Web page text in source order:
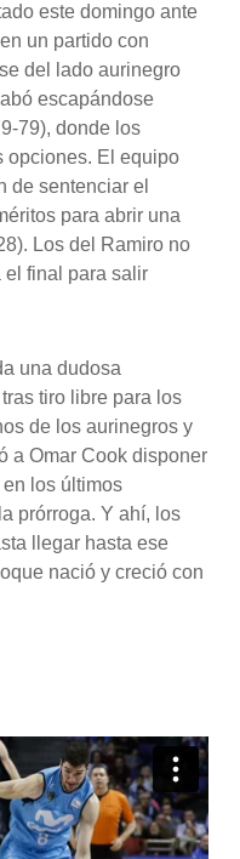
este domingo ante
un partido con
del lado aurinegro
escapándose
79), donde los
opciones. El equipo
de sentenciar el
para abrir una
Los del Ramiro no
el final para salir
una dudosa
tiro libre para los
de los aurinegros y
a Omar Cook disponer
los últimos
prórroga. Y ahí, los
llegar hasta ese
nació y creció con